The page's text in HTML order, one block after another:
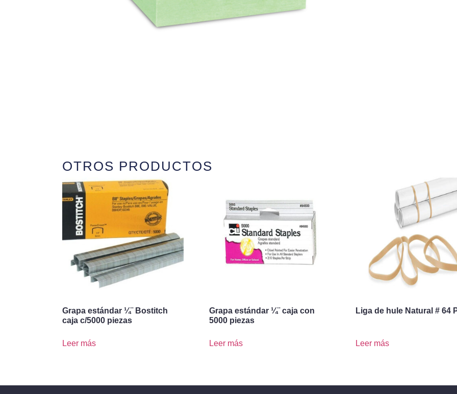
OTROS PRODUCTOS
Grapa estándar ¼¨ Bostitch
caja c/5000 piezas
Leer más
Grapa estándar ¼¨ caja con
5000 piezas
Leer más
Liga de hule Natural # 64
Leer más